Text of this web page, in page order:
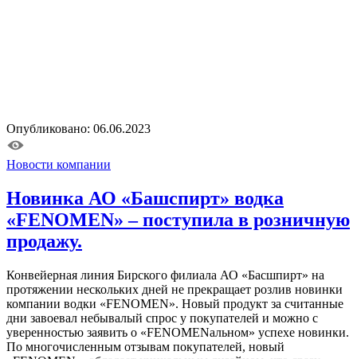
Опубликовано: 06.06.2023
Новости компании
Новинка АО «Башспирт» водка
«FENOMEN» – поступила в розничную
продажу.
Конвейерная линия Бирского филиала АО «Басшпирт» на
протяжении нескольких дней не прекращает розлив новинки
компании водки «FENOMEN». Новый продукт за считанные
дни завоевал небывалый спрос у покупателей и можно с
уверенностью заявить о «FENOMENальном» успехе новинки.
По многочисленным отзывам покупателей, новый